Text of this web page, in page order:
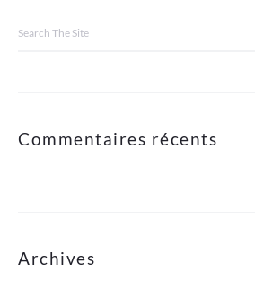
for:
Commentaires récents
Archives